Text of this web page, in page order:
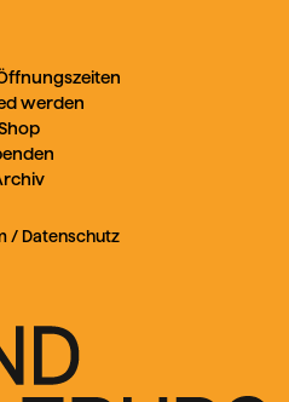
werden
/ Datenschutz